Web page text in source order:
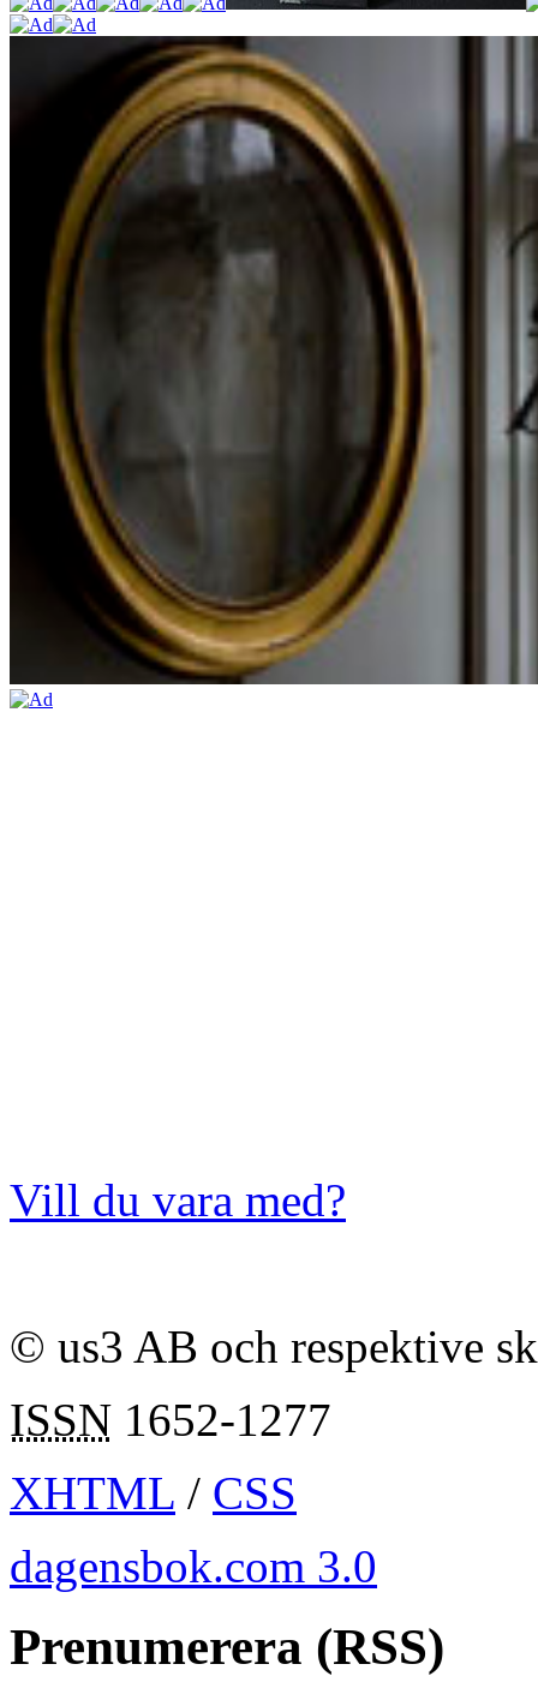
Vill du vara med?
© us3 AB och respektive
ISSN 1652-1277
XHTML / CSS
dagensbok.com 3.0
Prenumerera (RSS)